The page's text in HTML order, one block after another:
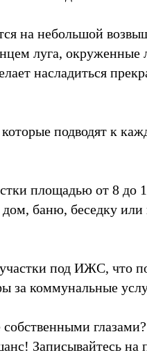
на небольшой
луга, окруженные
насладиться
подводят к
площадью от 8 до
баню, беседку
под ИЖС, что
за коммунальные
собственными глазами?
Записывайтесь на